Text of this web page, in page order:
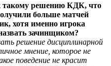
такому решению КДК, что
больше матчей
хотя именно игрока
зачинщиком?
решение дисциплинарной
мнение, которое не
поведение не красит